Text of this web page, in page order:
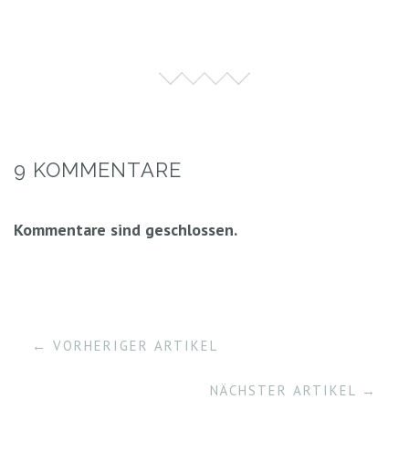
9 KOMMENTARE
Kommentare sind geschlossen.
← VORHERIGER ARTIKEL
NÄCHSTER ARTIKEL →